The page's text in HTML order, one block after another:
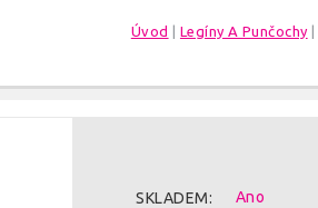
Úvod Legíny A Punčochy
SKLADEM: Ano